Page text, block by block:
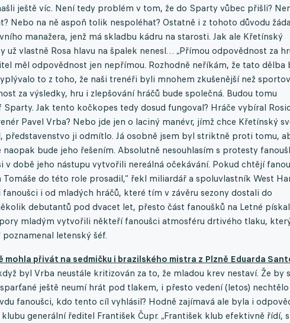
ještě víc. Není tedy problém v tom, že do Sparty vůbec přišli?
Nebo na ně aspoň tolik nespoléhat? Ostatně i z tohoto důvodu
manažera, jenž má skladbu kádru na starosti. Jak ale Křetínský
vlastně Rosa hlavu na špalek nenesl… „Přímou odpovědnost za
měl odpovědnost jen nepřímou. Rozhodně neříkám, že tato dělba
to z toho, že naši trenéři byli mnohem zkušenější než
za výsledky, hru i zlepšování hráčů bude společná. Budou tomu
Jak tento kočkopes tedy dosud fungoval? Hráče vybíral
Pavel Vrba? Nebo jde jen o laciný manévr, jímž chce Křetínský
představenstvo ji odmítlo. Já osobně jsem byl striktně proti tomu,
bude jeho řešením. Absolutně nesouhlasím s protesty
době jeho nástupu vytvořili nereálná očekávání. Pokud chtějí
do této role prosadil,“ řekl miliardář a spoluvlastník West
i od mladých hráčů, které tím v závěru sezony dostali do
debutantů pod dvacet let, přesto část fanoušků na Letné
mladým vytvořili někteří fanoušci atmosféru drtivého tlaku,
letenský šéf.
přivát na sedmičku i brazilského mistra z Plzně Eduarda
byl Vrba neustále kritizován za to, že mladou krev nestaví. Že by
ještě neumí hrát pod tlakem, i přesto vedení (letos)
fanoušci, kdo tento cíl vyhlásil? Hodně zajímavá ale byla i
generální ředitel František Čupr. „František klub efektivně řídí, s